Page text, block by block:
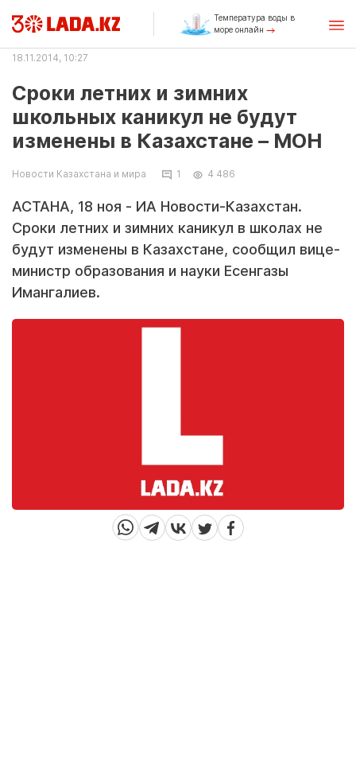
Температура воды в
море онлайн
18.11.2014, 10:27
Сроки летних и зимних
школьных каникул не будут
изменены в Казахстане – МОН
Новости Казахстана и мира 1 4 486
АСТАНА, 18 ноя - ИА Новости-Казахстан.
Сроки летних и зимних каникул в школах не
будут изменены в Казахстане, сообщил вице-
министр образования и науки Есенгазы
Имангалиев.